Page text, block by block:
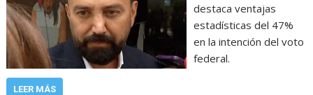
destaca ventajas
estadísticas del 47%
en la intención del voto
federal.
LEER MÁS